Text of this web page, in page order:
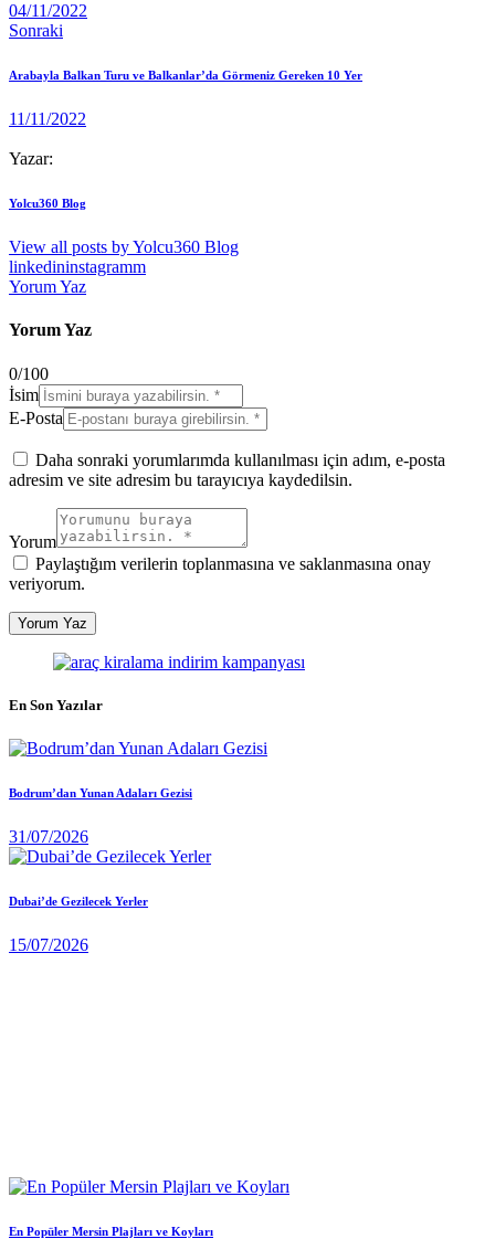
04/11/2022
Sonraki
Arabayla Balkan Turu ve Balkanlar’da Görmeniz Gereken 10 Yer
11/11/2022
Yazar:
Yolcu360 Blog
View all posts byYolcu360 Blog
linkedininstagramm
Yorum Yaz
Yorum Yaz
0/100
İsim
E-Posta
Daha sonraki yorumlarımda kullanılması için adım, e-posta
adresim ve site adresim bu tarayıcıya kaydedilsin.
Yorum
Paylaştığım verilerin toplanmasına ve saklanmasına onay
veriyorum.
En Son Yazılar
Bodrum’dan Yunan Adaları Gezisi
31/07/2026
Dubai’de Gezilecek Yerler
15/07/2026
En Popüler Mersin Plajları ve Koyları